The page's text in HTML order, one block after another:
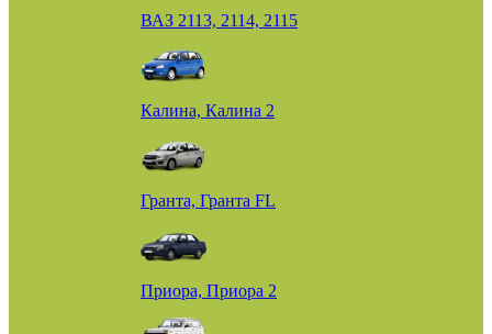
ВАЗ 2113, 2114, 2115
Калина, Калина 2
Гранта, Гранта FL
Приора, Приора 2